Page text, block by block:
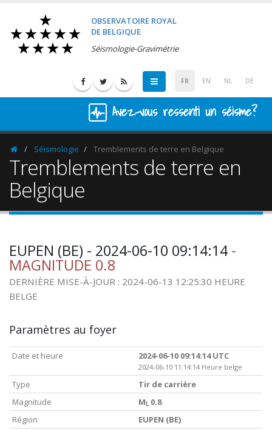
OBSERVATOIRE ROYAL
DE BELGIQUE
Séismologie-Gravimétrie
FR EN NL DE
Avez-vous ressenti un séisme?
HomepageSéismologie Tremblements de terre en Belgique
Tremblements de terre en
Belgique
EUPEN (BE) - 2024-06-10 09:14:14 -
MAGNITUDE 0.8
DERNIÈRE MISE-À-JOUR : 2024-06-13 12:25:30 HEURE
BELGE
Paramètres au foyer
Date et heure 2024-06-10 09:14:14 UTC
2024-06-10 11:14:14 Heure belge
Type
Tir de carrière
Magnitude
M L 0.8
Région
EUPEN (BE)